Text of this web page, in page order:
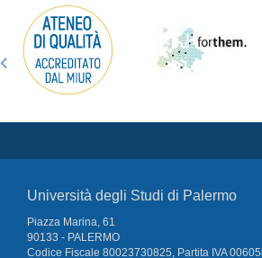
Università degli Studi di Palermo
Piazza Marina, 61
90133 - PALERMO
Codice Fiscale 80023730825, Partita IVA